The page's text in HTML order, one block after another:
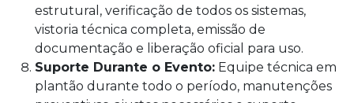
estrutural, verificação de todos os sistemas,
vistoria técnica completa, emissão de
documentação e liberação oficial para uso.
Suporte Durante o Evento: Equipe técnica em
plantão durante todo o período, manutenções